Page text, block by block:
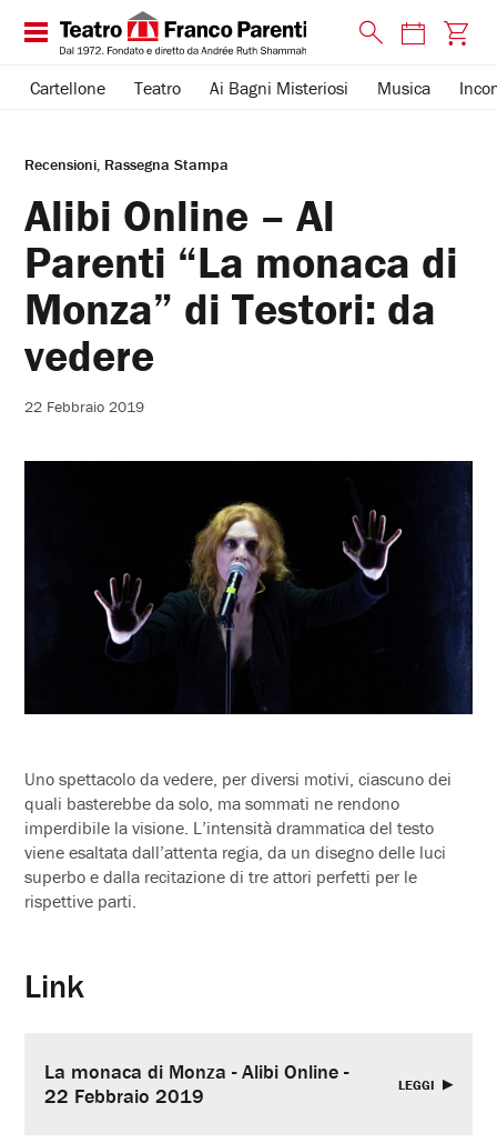
Cartellone Teatro Ai Bagni Misteriosi Musica
Recensioni Rassegna Stampa
Alibi Online – Al
Parenti “La monaca di
Monza” di Testori: da
vedere
22 Febbraio 2019
Uno spettacolo da vedere, per diversi motivi, ciascuno dei
quali basterebbe da solo, ma sommati ne rendono
imperdibile la visione. L’intensità drammatica del testo
viene esaltata dall’attenta regia, da un disegno delle luci
superbo e dalla recitazione di tre attori perfetti per le
rispettive parti.
Link
La monaca di Monza - Alibi Online -
22 Febbraio 2019
LEGGI